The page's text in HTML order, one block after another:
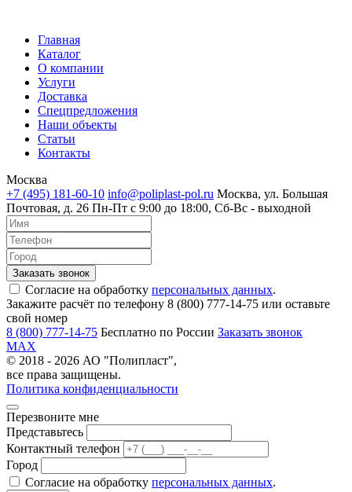
Главная
Каталог
О компании
Услуги
Доставка
Спецпредложения
Наши объекты
Статьи
Контакты
Москва
+7 (495) 181-60-10 info@poliplast-pol.ru Москва, ул. Большая
Почтовая, д. 26 Пн-Пт c 9:00 до 18:00, Сб-Вс - выходной
Согласие на обработку персональных данных.
Закажите расчёт по телефону 8 (800) 777-14-75 или оставьте
свой номер
8 (800) 777-14-75 Бесплатно по России Заказать звонок
MAX
© 2018 - 2026 АО "Полипласт",
все права защищены.
Политика конфиденциальности
Перезвоните мне
Представьтесь
Контактный телефон
Город
Согласие на обработку персональных данных.